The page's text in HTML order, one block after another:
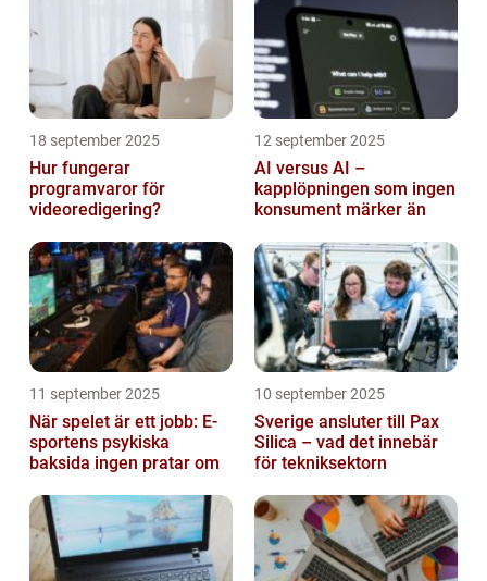
18 september 2025
Hur fungerar
programvaror för
videoredigering?
12 september 2025
AI versus AI –
kapplöpningen som ingen
konsument märker än
11 september 2025
När spelet är ett jobb: E-
sportens psykiska
baksida ingen pratar om
10 september 2025
Sverige ansluter till Pax
Silica – vad det innebär
för tekniksektorn